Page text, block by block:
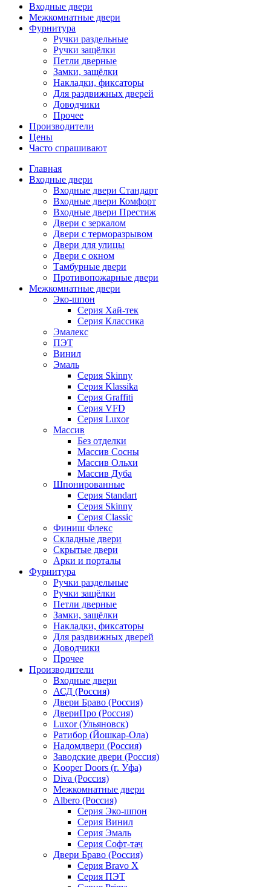
Входные двери
Межкомнатные двери
Фурнитура
Ручки раздельные
Ручки защёлки
Петли дверные
Замки, защёлки
Накладки, фиксаторы
Для раздвижных дверей
Доводчики
Прочее
Производители
Цены
Часто спрашивают
Главная
Входные двери
Входные двери Стандарт
Входные двери Комфорт
Входные двери Престиж
Двери с зеркалом
Двери с терморазрывом
Двери для улицы
Двери с окном
Тамбурные двери
Противопожарные двери
Межкомнатные двери
Эко-шпон
Серия Хай-тек
Серия Классика
Эмалекс
ПЭТ
Винил
Эмаль
Серия Skinny
Серия Klassika
Серия Graffiti
Серия VFD
Серия Luxor
Массив
Без отделки
Массив Сосны
Массив Ольхи
Массив Дуба
Шпонированные
Серия Standart
Серия Skinny
Серия Classic
Финиш Флекс
Складные двери
Скрытые двери
Арки и порталы
Фурнитура
Ручки раздельные
Ручки защёлки
Петли дверные
Замки, защёлки
Накладки, фиксаторы
Для раздвижных дверей
Доводчики
Прочее
Производители
Входные двери
АСД (Россия)
Двери Браво (Россия)
ДвериПро (Россия)
Luxor (Ульяновск)
Ратибор (Йошкар-Ола)
Надомдвери (Россия)
Заводские двери (Россия)
Kooper Doors (г. Уфа)
Diva (Россия)
Межкомнатные двери
Albero (Россия)
Серия Эко-шпон
Серия Винил
Серия Эмаль
Серия Софт-тач
Двери Браво (Россия)
Серия Bravo X
Серия ПЭТ